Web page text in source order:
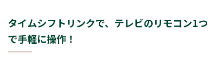
タイムシフトリンクで、テレビのリモコン1つ
で手軽に操作！